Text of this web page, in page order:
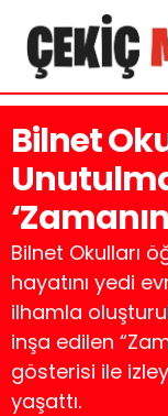
Bilnet
Bilnet Okulları
hayatını yedi
ilhamla
inşa edilen
gösterisi ile
yaşattı.